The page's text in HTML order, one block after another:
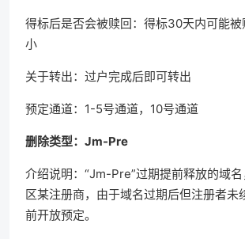
得标后是否会被赎回：得标30天内可能
小
关于转出：过户完成后即可转出
预定通道：1-5号通道，10号通道
删除类型：Jm-Pre
介绍说明：“Jm-Pre”过期提前释放的域
区某注册商，由于域名过期后但注册者未
前开放预定。